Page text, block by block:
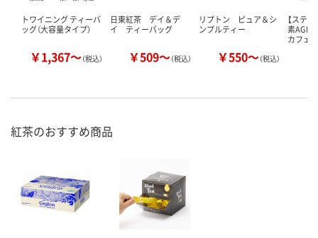
トワイニング ティーバ
ッグ（大容量タイプ）
￥1,367～（税込）
日東紅茶 デイ＆デ
イ ティーバッグ
￥509～（税込）
リプトン ピュア＆シ
ンプルティー
￥550～（税込）
【ステ
素
カフェ
紅茶のおすすめ商品